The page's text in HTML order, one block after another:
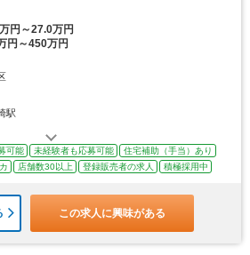
円～27.0万円
円～450万円
駅
可能 未経験者も応募可能
住宅補助（手当）あり
店舗数30以上 登録販売者の求人 積極採用中
この求人に興味がある